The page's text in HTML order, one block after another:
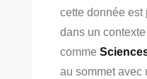
cette donnée est
dans un
comme
au sommet avec